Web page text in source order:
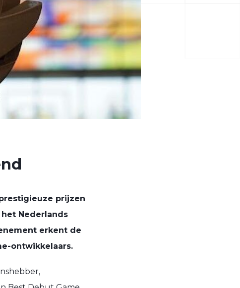
prijzen
Nederlands
erkent de
ontwikkelaars.